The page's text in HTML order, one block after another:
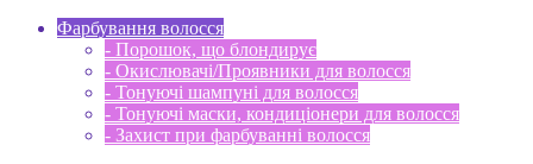
Фарбування волосся
- Порошок, що блондирує
- Окислювачі/Проявники для волосся
- Тонуючі шампуні для волосся
- Тонуючі маски, кондиціонери для волосся
- Захист при фарбуванні волосся